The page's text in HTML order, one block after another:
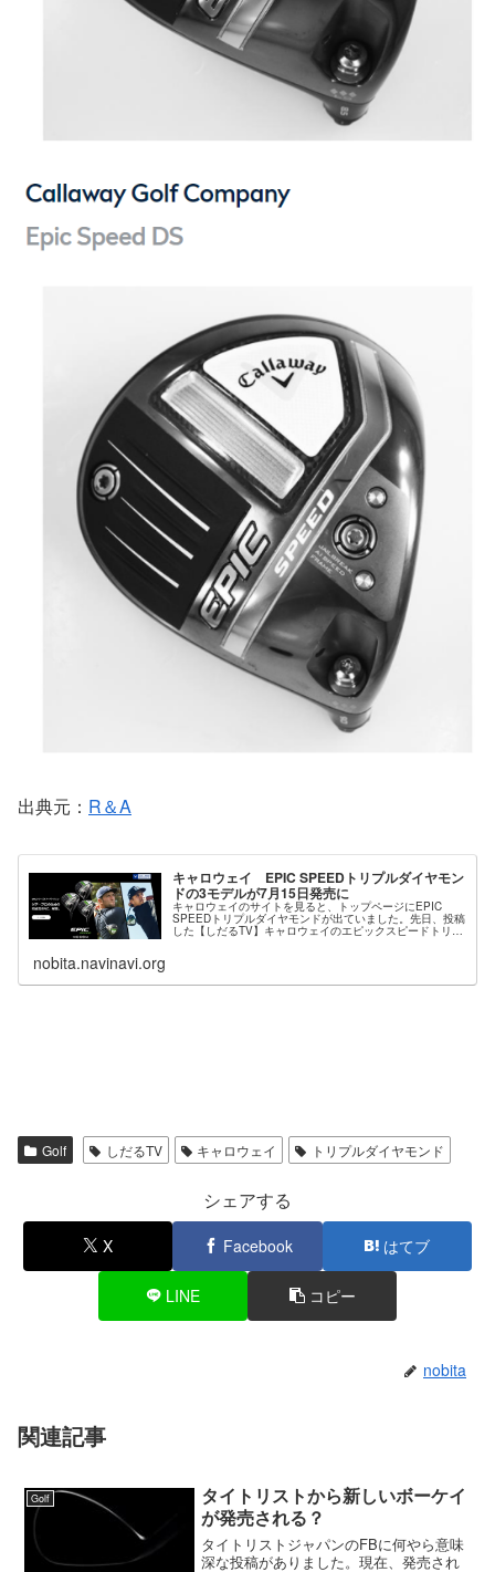
出典元： R＆A
キャロウェイ EPIC SPEEDトリプルダイヤモン
ドの3モデルが7月15日発売に
キャロウェイのサイトを見ると、トップページにEPIC
SPEEDトリプルダイヤモンドが出ていました。先日、投稿
した【しだるTV】キャロウェイのエピックスピードトリプ
ルダイヤモンド（EPIC SPEED ◆◆◆）の試打 日本発売
nobita.navinavi.org
Golf しだるTV キャロウェイ トリプルダイヤモンド
シェアする
X Facebook はてブ
LINE コピー
nobita
関連記事
Golf
タイトリストから新しいボーケイ
が発売される？
タイトリストジャパンのFBに何やら意味
深な投稿がありました。現在、発売され